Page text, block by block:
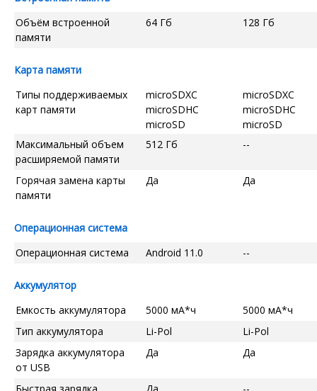
Объём встроенной
памяти
64 Гб 128 Гб
Карта памяти
Типы поддерживаемых
карт памяти
microSDXC
microSDHC
microSD
microSDXC
microSDHC
microSD
Максимальный объем
расширяемой памяти
512 Гб --
Горячая замена карты
памяти
Да Да
Операционная система
Операционная система
Android 11.0 --
Аккумулятор
Емкость аккумулятора
5000 мА*ч
5000 мА*ч
Тип аккумулятора
Li-Pol
Li-Pol
Зарядка аккумулятора
от USB
Да Да